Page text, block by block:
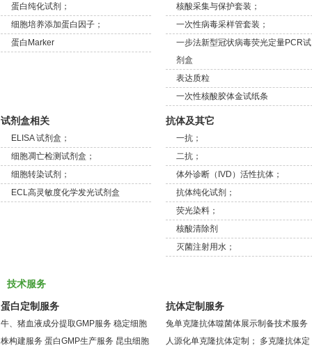
蛋白纯化试剂；
细胞培养添加蛋白因子；
蛋白Marker
核酸采集与保护套装；
一次性病毒采样管套装；
一步法新型冠状病毒荧光定量PCR试
剂盒
表达质粒
一次性核酸胶体金试纸条
试剂盒相关
ELISA 试剂盒；
细胞凋亡检测试剂盒；
细胞转染试剂；
ECL高灵敏度化学发光试剂盒
抗体及其它
一抗；
二抗；
体外诊断（IVD）活性抗体；
抗体纯化试剂；
荧光染料；
核酸清除剂
灭菌注射用水；
技术服务
蛋白定制服务
牛、猪血液成分提取GMP服务 稳定细胞
株构建服务 蛋白GMP生产服务 昆虫细胞
抗体定制服务
兔单克隆抗体噬菌体展示制备技术服务
人源化单克隆抗体定制；
多克隆抗体定